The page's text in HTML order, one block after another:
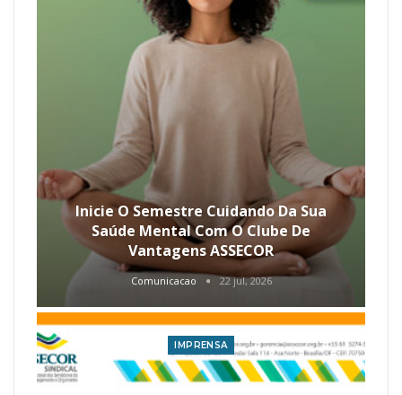
Inicie O Semestre Cuidando Da Sua
Saúde Mental Com O Clube De
Vantagens ASSECOR
Comunicacao 22 jul, 2026
IMPRENSA